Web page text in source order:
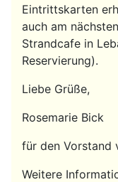
Eintrittskarten
auch am
Strandcafe in
Reservierung).
Liebe Grüße,
Rosemarie Bick
für den Vorstand
Weitere